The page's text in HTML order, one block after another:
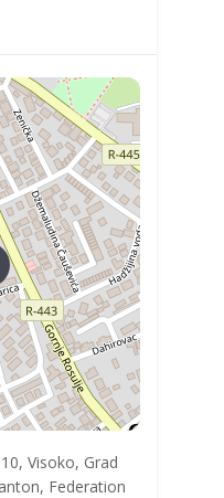
Visoko, Grad
Federation